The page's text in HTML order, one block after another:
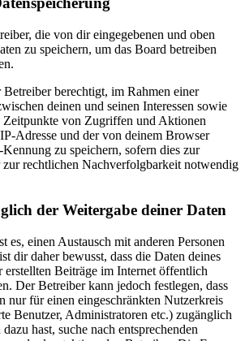
die von dir eingegebenen und oben
zu speichern, um das Board betreiben
berechtigt, im Rahmen einer
deinen und seinen Interessen sowie
Zeitpunkte von Zugriffen und Aktionen
Adresse und der von deinem Browser
zu speichern, sofern dies zur
zur rechtlichen Nachverfolgbarkeit notwendig
der Weitergabe deiner Daten
es, einen Austausch mit anderen Personen
dir daher bewusst, dass die Daten deines
Beiträge im Internet öffentlich
Der Betreiber kann jedoch festlegen, dass
nur für einen eingeschränkten Nutzerkreis
Benutzer, Administratoren etc.) zugänglich
hast, suche nach entsprechenden